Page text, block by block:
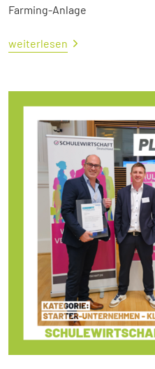
Farming-Anlage
weiterlesen